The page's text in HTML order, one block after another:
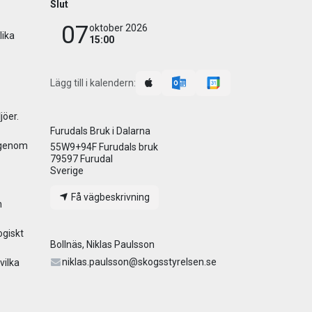
Slut
07oktober 2026
15:00
Lägg till i kalendern:
Furudals Bruk i Dalarna
55W9+94F Furudals bruk
79597 Furudal
Sverige
Få vägbeskrivning
Bollnäs, Niklas Paulsson
niklas.paulsson@skogsstyrelsen.se